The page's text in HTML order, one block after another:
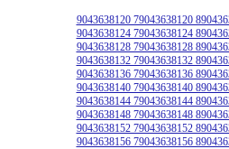
9043638120 79043638120
9043638124 79043638124
9043638128 79043638128
9043638132 79043638132
9043638136 79043638136
9043638140 79043638140
9043638144 79043638144
9043638148 79043638148
9043638152 79043638152
9043638156 79043638156